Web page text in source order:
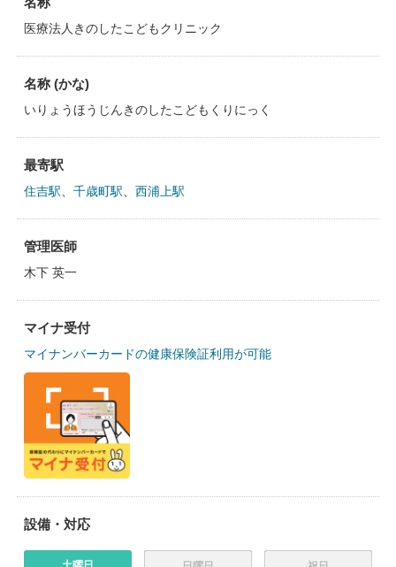
医療法人きのしたこどもクリニック
名称 (かな)
いりょうほうじんきのしたこどもくりにっく
最寄駅
住吉駅 千歳町駅 西浦上駅
管理医師
木下 英一
マイナ受付
マイナンバーカードの健康保険証利用が可能
設備・対応